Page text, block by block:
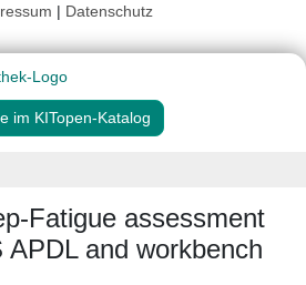
| Datenschutz
im KITopen-Katalog
Fatigue assessment
and workbench